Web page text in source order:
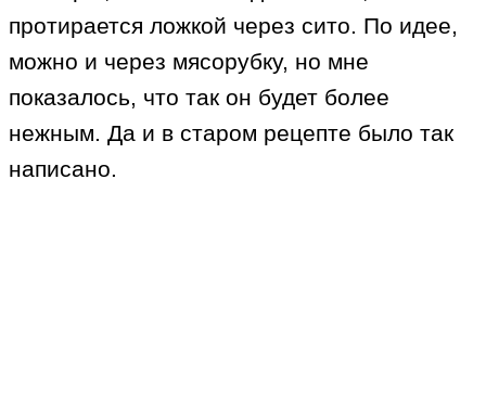
протирается ложкой через сито. По идее,
можно и через мясорубку, но мне
показалось, что так он будет более
нежным. Да и в старом рецепте было так
написано.